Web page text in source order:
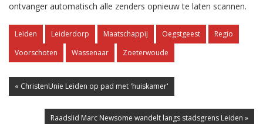
ontvanger automatisch alle zenders opnieuw te laten scannen.
Leiden Leiderdorp Maatschappij Oegstgeest
Regio
Voorschoten
Wassenaar Zoeterwoude
« ChristenUnie Leiden op pad met 'huiskamer'
Raadslid Marc Newsome wandelt langs stadsgrens Leiden »